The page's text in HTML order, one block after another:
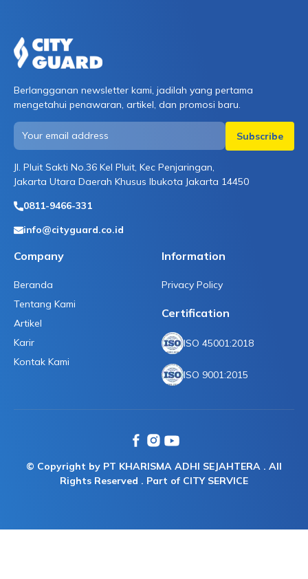
Berlangganan newsletter kami, jadilah yang pertama
mengetahui penawaran, artikel, dan promosi baru.
Jl. Pluit Sakti No.36 Kel Pluit, Kec Penjaringan,
Jakarta Utara Daerah Khusus Ibukota Jakarta 14450
0811-9466-331
info@cityguard.co.id
Company
Beranda
Tentang Kami
Artikel
Karir
Kontak Kami
Information
Privacy Policy
Certification
ISO 45001:2018
ISO 9001:2015
© Copyright by PT KHARISMA ADHI SEJAHTERA . All
Rights Reserved . Part of CITY SERVICE